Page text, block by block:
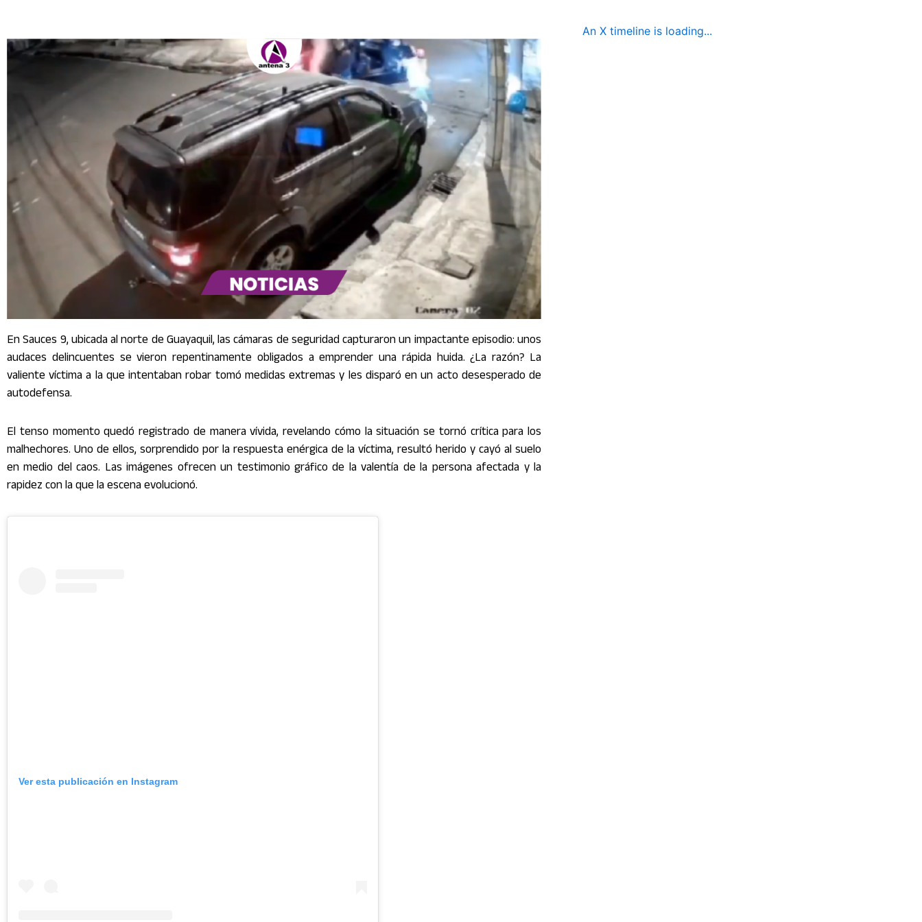
En Sauces 9, ubicada al norte de Guayaquil, las cámaras de seguridad capturaron un impactante episodio: unos
audaces delincuentes se vieron repentinamente obligados a emprender una rápida huida. ¿La razón? La
valiente víctima a la que intentaban robar tomó medidas extremas y les disparó en un acto desesperado de
autodefensa.
El tenso momento quedó registrado de manera vívida, revelando cómo la situación se tornó crítica para los
malhechores. Uno de ellos, sorprendido por la respuesta enérgica de la víctima, resultó herido y cayó al suelo
en medio del caos. Las imágenes ofrecen un testimonio gráfico de la valentía de la persona afectada y la
rapidez con la que la escena evolucionó.
Ver esta publicación en Instagram
An X timeline is loading...